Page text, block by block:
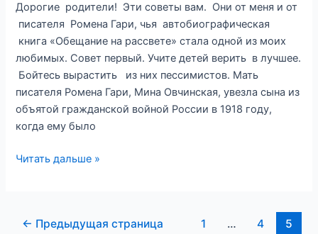
Яковлева.
Задание
13.3
ОГЭ.)
Дорогие родители! Эти советы вам. Они от меня и от
писателя Ромена Гари, чья автобиографическая
книга «Обещание на рассвете» стала одной из моих
любимых. Совет первый. Учите детей верить в лучшее.
Бойтесь вырастить из них пессимистов. Мать
писателя Ромена Гари, Мина Овчинская, увезла сына из
объятой гражданской войной России в 1918 году,
когда ему было
Эссе.
родителям
Читать дальше »
Постраничная
← Предыдущая страница 1 … 4 5